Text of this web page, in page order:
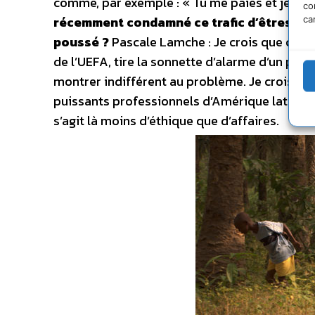
récemment condamné ce trafic d’êtres
poussé ?Pascale Lamche : Je crois que
de l’UEFA, tire la sonnette d’alarme d’un
montrer indifférent au problème. Je crois
puissants professionnels d’Amérique latine
s’agit là moins d’éthique que d’affaires.